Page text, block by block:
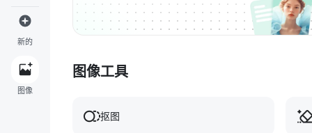
新的
图像
图像工具
抠图